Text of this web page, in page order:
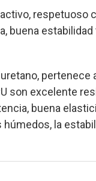
respetuoso
buena
son excelente
buena
la